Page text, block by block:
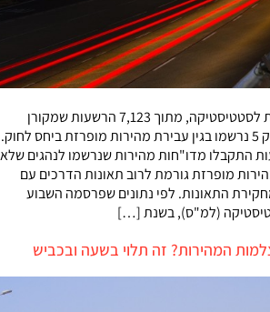
על-פי הלשכה המרכזית לסטטיסטיקה, מתוך 7,123 הרשעות שמקורן
בתאונות עם נפגעים, רק 5 נרשמו בגין עבירת מהירות מופרזת ביחס לחוק.
התקבלו מדו"חות מהירות שנרשמו לנהגים שלא
מופרזת גורמת לרוב תאונות הדרכים עם
התאונות. לפי נתונים שפרסמה השבוע
(למ"ס), בשנת […]
המהירות? זה תלוי בשעה ובכביש